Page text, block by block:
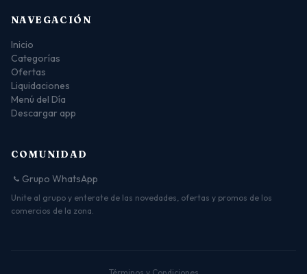
NAVEGACIÓN
Inicio
Categorías
Ofertas
Liquidaciones
Menú del Día
Descargar app
COMUNIDAD
Grupo WhatsApp
Unite al grupo y enterate de las novedades, ofertas y promos de los
comercios de la zona.